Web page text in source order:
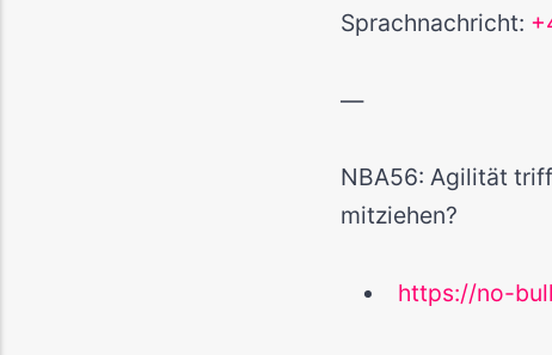
Sprachnachricht:
—
NBA56: Agilität
mitziehen?
https://no-